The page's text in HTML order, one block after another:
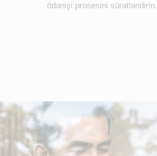
ödənişi prosesini sürətləndirin.